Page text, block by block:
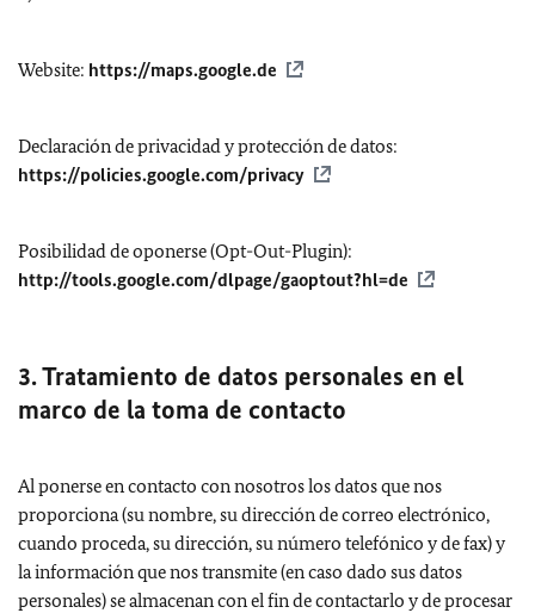
Website: https://maps.google.de
Declaración de privacidad y protección de datos:
https://policies.google.com/privacy
Posibilidad de oponerse (Opt-Out-Plugin):
http://tools.google.com/dlpage/gaoptout?hl=de
3. Tratamiento de datos personales en el
marco de la toma de contacto
Al ponerse en contacto con nosotros los datos que nos
proporciona (su nombre, su dirección de correo electrónico,
cuando proceda, su dirección, su número telefónico y de fax) y
la información que nos transmite (en caso dado sus datos
personales) se almacenan con el fin de contactarlo y de procesar